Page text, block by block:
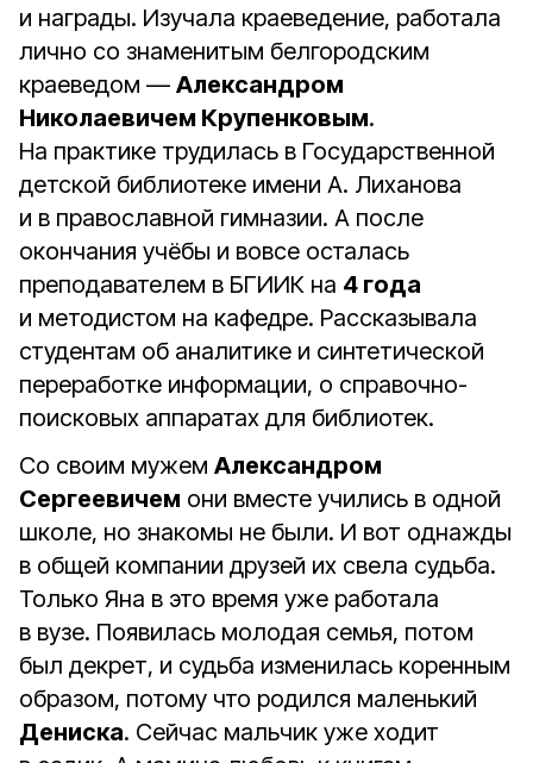
и награды. Изучала краеведение, работала
лично со знаменитым белгородским
краеведом — Александром
Николаевичем Крупенковым.
На практике трудилась в Государственной
детской библиотеке имени А. Лиханова
и в православной гимназии. А после
окончания учёбы и вовсе осталась
преподавателем в БГИИК на 4 года
и методистом на кафедре. Рассказывала
студентам об аналитике и синтетической
переработке информации, о справочно-
поисковых аппаратах для библиотек.
Со своим мужем Александром
Сергеевичем они вместе учились в одной
школе, но знакомы не были. И вот однажды
в общей компании друзей их свела судьба.
Только Яна в это время уже работала
в вузе. Появилась молодая семья, потом
был декрет, и судьба изменилась коренным
образом, потому что родился маленький
Дениска. Сейчас мальчик уже ходит